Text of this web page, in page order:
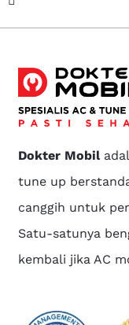
Dokter Mobil
tune up
canggih untuk
Satu-satunya
kembali jika AC